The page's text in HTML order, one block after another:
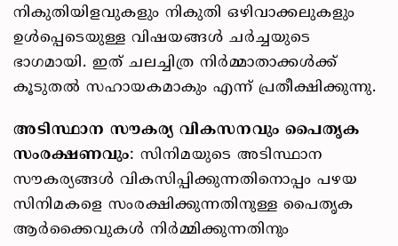
നികുതിയിളവുകളും നികുതി ഒഴിവാക്കലുകളും
ഉൾപ്പെടെയുള്ള വിഷയങ്ങൾ ചർച്ചയുടെ
ഭാഗമായി. ഇത് ചലച്ചിത്ര നിർമ്മാതാക്കൾക്ക്
കൂടുതൽ സഹായകമാകും എന്ന് പ്രതീക്ഷിക്കുന്നു.
അടിസ്ഥാന സൗകര്യ വികസനവും പൈതൃക
സംരക്ഷണവും: സിനിമയുടെ അടിസ്ഥാന
സൗകര്യങ്ങൾ വികസിപ്പിക്കുന്നതിനൊപ്പം പഴയ
സിനിമകളെ സംരക്ഷിക്കുന്നതിനുള്ള പൈതൃക
ആർക്കൈവുകൾ നിർമ്മിക്കുന്നതിനും